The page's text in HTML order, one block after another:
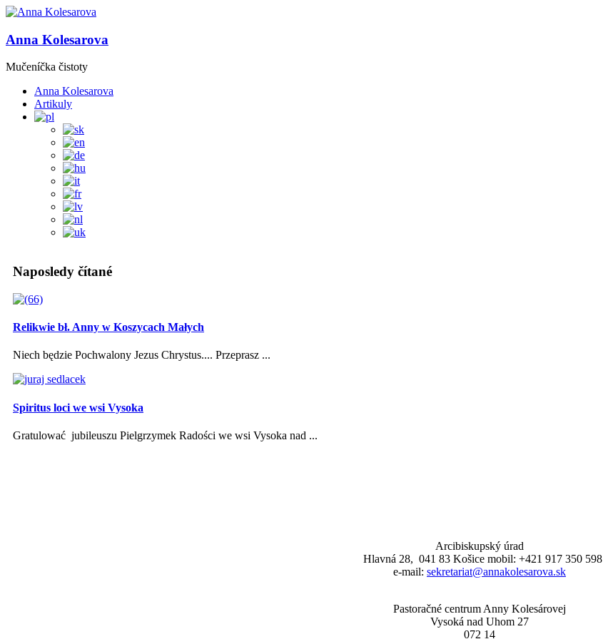
Anna Kolesarova
Mučeníčka čistoty
Anna Kolesarova
Artikuly
Naposledy čítané
Relikwie bł. Anny w Koszycach Małych
Niech będzie Pochwalony Jezus Chrystus.... Przeprasz ...
Spiritus loci we wsi Vysoka
Gratulować jubileuszu Pielgrzymek Radości we wsi Vysoka nad ...
Arcibiskupský úrad
Hlavná 28, 041 83 Košice mobil: +421 917 350 598
e-mail: sekretariat@annakolesarova.sk
Pastoračné centrum Anny Kolesárovej
Vysoká nad Uhom 27
072 14